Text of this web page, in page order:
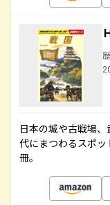
日本の城や古戦場
代にまつわるスポ
冊。